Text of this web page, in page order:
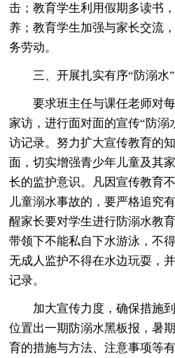
击；教育学生利用假期多读书
养；教育学生加强与家长交流
务劳动。
三、开展扎实有序“防溺水
要求班主任与课任老师对
家访，进行面对面的宣传“防溺
访记录。努力扩大宣传教育的
面，切实增强青少年儿童及其
长的监护意识。凡因宣传教育
儿童溺水事故的，要严格追究
醒家长要对学生进行防溺水教
带领下不能私自下水游泳，不
无成人监护不得在水边玩耍，
记录。
加大宣传力度，确保措施
位置出一期防溺水黑板报，暑
育的措施与方法、注意事项等